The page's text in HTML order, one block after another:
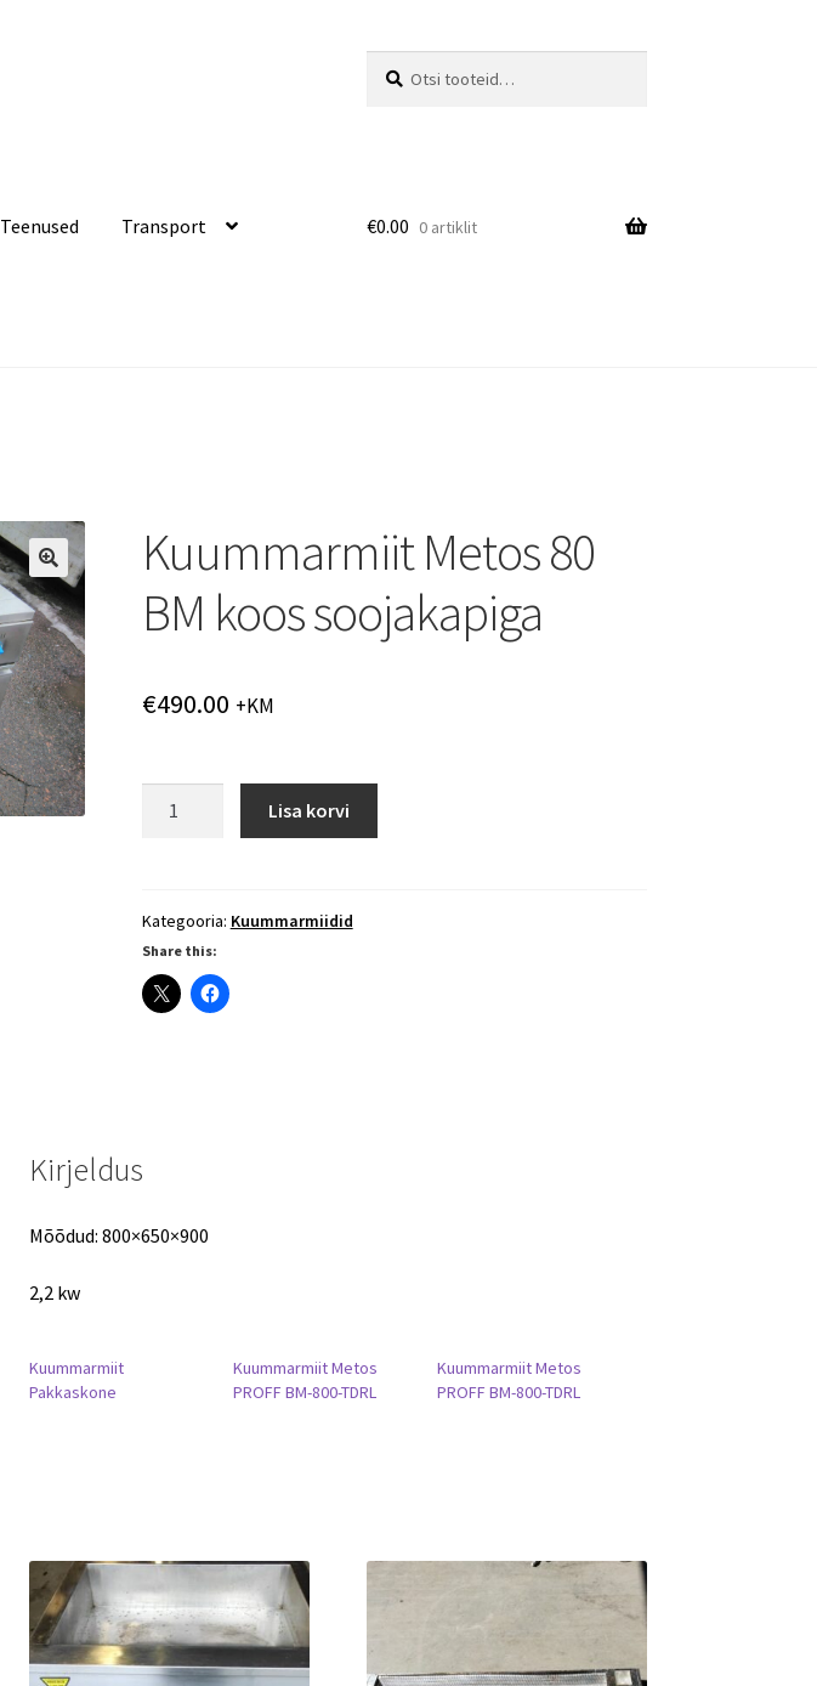
Teenused Transport €0.00 0 artiklit
Kuummarmiit Metos 80
BM koos soojakapiga
€490.00 +KM
koos
soojakapiga
kogus
Lisa korvi
Kategooria: Kuummarmiidid
Share this:
Kirjeldus
Mõõdud: 800×650×900
2,2 kw
Kuummarmiit
Pakkaskone
Kuummarmiit Metos
PROFF BM-800-TDRL
Kuummarmiit Metos
PROFF BM-800-TDRL